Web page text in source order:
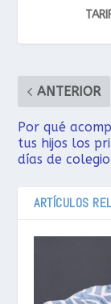
ANTERIOR
Por qué
tus hijos los
días de colegio
ARTÍCULOS